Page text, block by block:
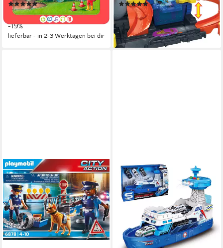
(1)
ab 10,57 € UVP12,99 €
-19%
lieferbar - in 2-3 Werktagen bei dir
(15)
ab 47,59 € UVP59,99 €
-21%
lieferbar - in 2-3 Werktagen bei dir